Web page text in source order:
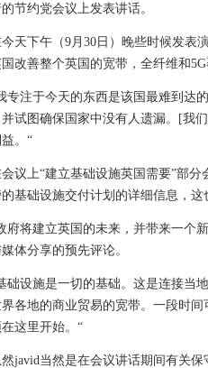
谷歌vs Microsoft：挖掘公共云电子邮
万事达卡在基于区块链的食品供应链的
Microsoft Bucks历史，PEGS
新的资金宣布解决在线儿童虐待
炒作与现实：是另一个'Ai冬天'的尖骨的
Challo推动企业合作跨公司墙壁
UKTECH50 2019 - 帮助我们在英国技
Facebook更改其Libra计划以包含更多
美国的少数科技初创公司几乎没有进
仅仅因为Microsoft销售Windows 7支持
使用HE500超融合节点进行缩放目标边
节约党会议上发表讲话。
天下午（9月30日）晚些时候发表
改善整个英国的宽带，全纤维和
专注于今天的东西是该国最难到达
试图确保国家中没有人遗漏。[我
。“
议上“建立基础设施英国需要”部
基础设施交付计划的详细信息，这
府将建立英国的未来，并带来一个
体分享的预先评论。
础设施是一切的基础。这是连接当
各地的商业贸易的宽带。一段时
这里开始。“
javid当然是在会议讲话期间有关